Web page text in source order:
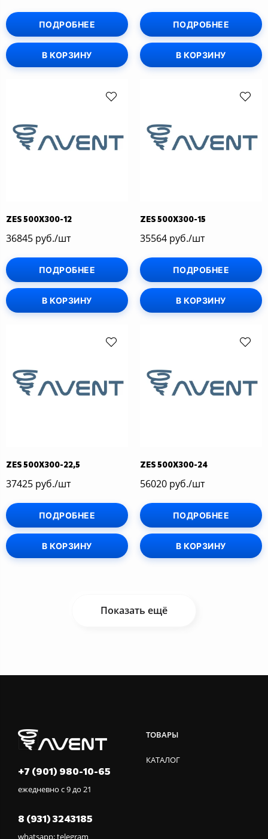
ПОДРОБНЕЕ
В КОРЗИНУ
ПОДРОБНЕЕ
В КОРЗИНУ
ZES 500Х300-12
36845 руб./шт
ПОДРОБНЕЕ
В КОРЗИНУ
ZES 500Х300-15
35564 руб./шт
ПОДРОБНЕЕ
В КОРЗИНУ
ZES 500Х300-22,5
37425 руб./шт
ПОДРОБНЕЕ
В КОРЗИНУ
ZES 500Х300-24
56020 руб./шт
ПОДРОБНЕЕ
В КОРЗИНУ
Показать ещё
+7 (901) 980-10-65
ежедневно с 9 до 21
8 (931) 3243185
whatsapp; telegram
ТОВАРЫ
КАТАЛОГ